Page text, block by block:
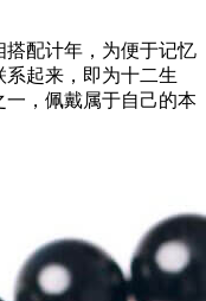
配计年，为便于记忆
起来，即为十二生
一，佩戴属于自己的本